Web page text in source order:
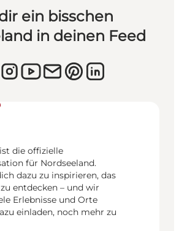
ein bisschen
in deinen Feed
die offizielle
für Nordseeland.
dazu zu inspirieren, das
entdecken – und wir
Erlebnisse und Orte
einladen, noch mehr zu